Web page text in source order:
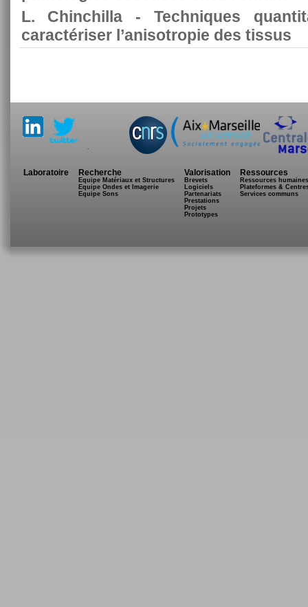
L. Chinchilla - Techniques
caractériser l’anisotropie des tissus
Laboratoire Recherche
Equipe Matériaux et Structures
Equipe Ondes et Imagerie
Equipe Sons
Valorisation
Brevets
Logiciels
Partenariats
Prestations
Projets
Prototypes
Ressources
Ressources humaines
Plateformes &
Services communs